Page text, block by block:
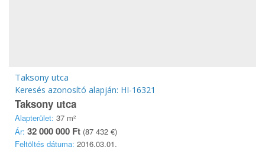
Taksony utca
Keresés azonosító alapján: HI-16321
Taksony utca
Alapterület: 37 m²
Ár: 32 000 000 Ft (87 432 €)
Feltöltés dátuma: 2016.03.01.